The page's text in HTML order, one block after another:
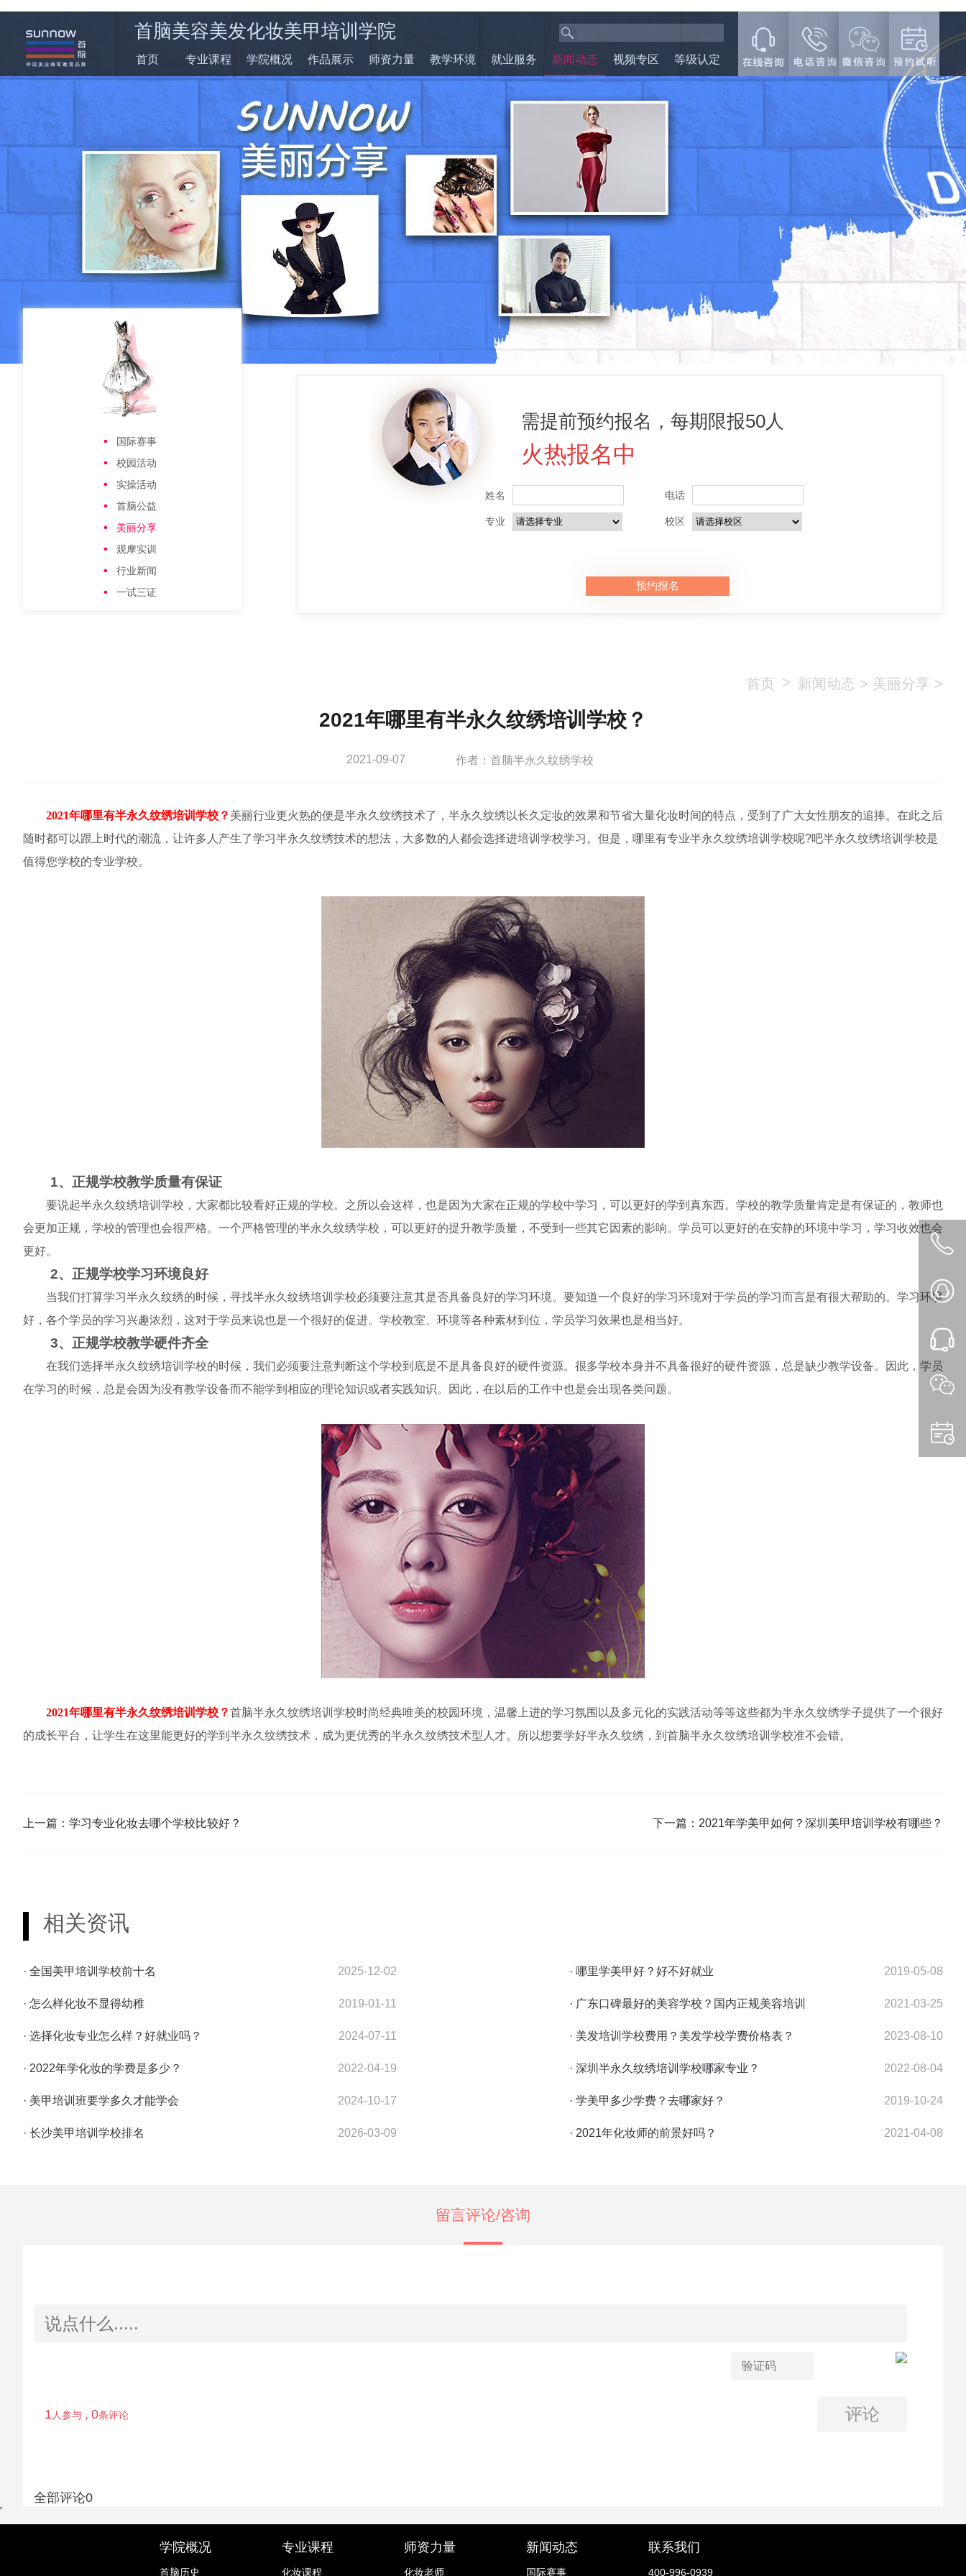
首脑美容美发化妆美甲培训学院
首页 专业课程 学院概况 作品展示 师资力量 教学环境 就业服务 新闻动态 视频专区 等级认定
国际赛事
校园活动
实操活动
首脑公益
美丽分享
观摩实训
行业新闻
一试三证
需提前预约报名，每期限报50人
火热报名中
姓名 电话
专业 校区
首页 > 新闻动态 > 美丽分享 >
2021年哪里有半永久纹绣培训学校？
2021-09-07 作者：首脑半永久纹绣学校
2021年哪里有半永久纹绣培训学校？ 美丽行业更火热的便是半永久纹绣技术了，半永久纹绣以长久定妆的效果和节省大量化妆时间的特点，受到了广大女性朋友的追捧。在此之后
随时都可以跟上时代的潮流，让许多人产生了学习半永久纹绣技术的想法，大多数的人都会选择进培训学校学习。但是，哪里有专业半永久纹绣培训学校呢?吧半永久纹绣培训学校是
值得您学校的专业学校。
1、正规学校教学质量有保证
要说起半永久纹绣培训学校，大家都比较看好正规的学校。之所以会这样，也是因为大家在正规的学校中学习，可以更好的学到真东西。学校的教学质量肯定是有保证的，教师也
会更加正规，学校的管理也会很严格。一个严格管理的半永久纹绣学校，可以更好的提升教学质量，不受到一些其它因素的影响。学员可以更好的在安静的环境中学习，学习收效也会
更好。
2、正规学校学习环境良好
当我们打算学习半永久纹绣的时候，寻找半永久纹绣培训学校必须要注意其是否具备良好的学习环境。要知道一个良好的学习环境对于学员的学习而言是有很大帮助的。学习环境
好，各个学员的学习兴趣浓烈，这对于学员来说也是一个很好的促进。学校教室、环境等各种素材到位，学员学习效果也是相当好。
3、正规学校教学硬件齐全
在我们选择半永久纹绣培训学校的时候，我们必须要注意判断这个学校到底是不是具备良好的硬件资源。很多学校本身并不具备很好的硬件资源，总是缺少教学设备。因此，学员
在学习的时候，总是会因为没有教学设备而不能学到相应的理论知识或者实践知识。因此，在以后的工作中也是会出现各类问题。
2021年哪里有半永久纹绣培训学校？首脑半永久纹绣培训学校时尚经典唯美的校园环境，温馨上进的学习氛围以及多元化的实践活动等等这些都为半永久纹绣学子提供了一个很好
的成长平台，让学生在这里能更好的学到半永久纹绣技术，成为更优秀的半永久纹绣技术型人才。所以想要学好半永久纹绣，到首脑半永久纹绣培训学校准不会错。
上一篇： 学习专业化妆去哪个学校比较好？ 下一篇： 2021年学美甲如何？深圳美甲培训学校有哪些？
相关资讯
· 全国美甲培训学校前十名 2025-12-02
· 怎么样化妆不显得幼稚 2019-01-11
· 选择化妆专业怎么样？好就业吗？ 2024-07-11
· 2022年学化妆的学费是多少？ 2022-04-19
· 美甲培训班要学多久才能学会 2024-10-17
· 长沙美甲培训学校排名 2026-03-09
· 哪里学美甲好？好不好就业 2019-05-08
· 广东口碑最好的美容学校？国内正规美容培训 2021-03-25
· 美发培训学校费用？美发学校学费价格表？ 2023-08-10
· 深圳半永久纹绣培训学校哪家专业？ 2022-08-04
· 学美甲多少学费？去哪家好？ 2019-10-24
· 2021年化妆师的前景好吗？ 2021-04-08
留言评论/咨询
学院概况
首脑历史
专业课程
化妆课程
师资力量
化妆老师
新闻动态
国际赛事
联系我们
400-996-0939